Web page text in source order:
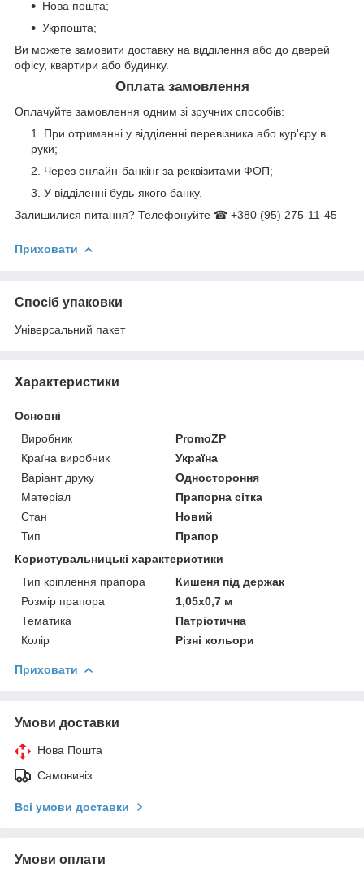
Нова пошта;
Укрпошта;
Ви можете замовити доставку на відділення або до дверей
офісу, квартири або будинку.
Оплата замовлення
Оплачуйте замовлення одним зі зручних способів:
При отриманні у відділенні перевізника або кур'єру в
руки;
Через онлайн-банкінг за реквізитами ФОП;
У відділенні будь-якого банку.
Залишилися питання? Телефонуйте ☎ +380 (95) 275-11-45
Приховати
Спосіб упаковки
Універсальний пакет
Характеристики
Основні
Виробник
PromoZP
Країна виробник
Україна
Варіант друку
Одностороння
Матеріал
Прапорна сітка
Стан
Новий
Тип
Прапор
Користувальницькі характеристики
Тип кріплення прапора
Кишеня під держак
Розмір прапора
1,05х0,7 м
Тематика
Патріотична
Колір
Різні кольори
Приховати
Умови доставки
Нова Пошта
Самовивіз
Всі умови доставки
Умови оплати